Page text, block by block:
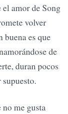
amor de Song
volver
buena es que
de
duran pocos
me gusta